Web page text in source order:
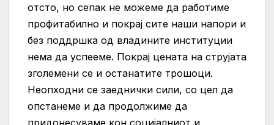
отсто, но сепак не можеме да работиме
профитабилно и покрај сите наши напори и
без поддршка од владините институции
нема да успееме. Покрај цената на струјата
зголемени се и останатите трошоци.
Неопходни се заеднички сили, со цел да
опстанеме и да продолжиме да
придонесуваме кон социјалниот и